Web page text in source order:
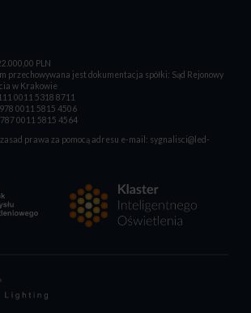
PLN
przechowywana jest dokumentacja spółki: Sąd Rejonowy
w Krakowie
0011 5318 8711
0011 5815 4506
0011 5815 4564
prawa za pomocą adresu e-mail: sygnalisci@led-